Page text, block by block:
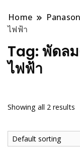
Home
ไฟฟ้า
Tag: พัดล
ไฟฟ้า
Showing all 2 results